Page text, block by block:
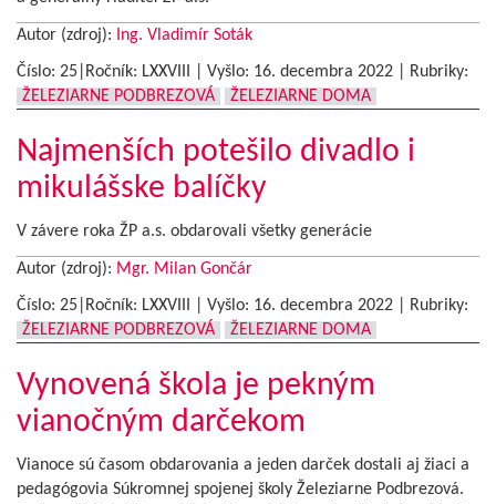
Autor (zdroj): Ing. Vladimír Soták
Číslo: 25|Ročník: LXXVIII | Vyšlo: 16. decembra 2022
Rubriky:
ŽELEZIARNE PODBREZOVÁ
ŽELEZIARNE DOMA
Najmenších potešilo divadlo i
mikulášske balíčky
V závere roka ŽP a.s. obdarovali všetky generácie
Autor (zdroj): Mgr. Milan Gončár
Číslo: 25|Ročník: LXXVIII | Vyšlo: 16. decembra 2022
Rubriky:
ŽELEZIARNE PODBREZOVÁ
ŽELEZIARNE DOMA
Vynovená škola je pekným
vianočným darčekom
Vianoce sú časom obdarovania a jeden darček dostali aj žiaci a
pedagógovia Súkromnej spojenej školy Železiarne Podbrezová.